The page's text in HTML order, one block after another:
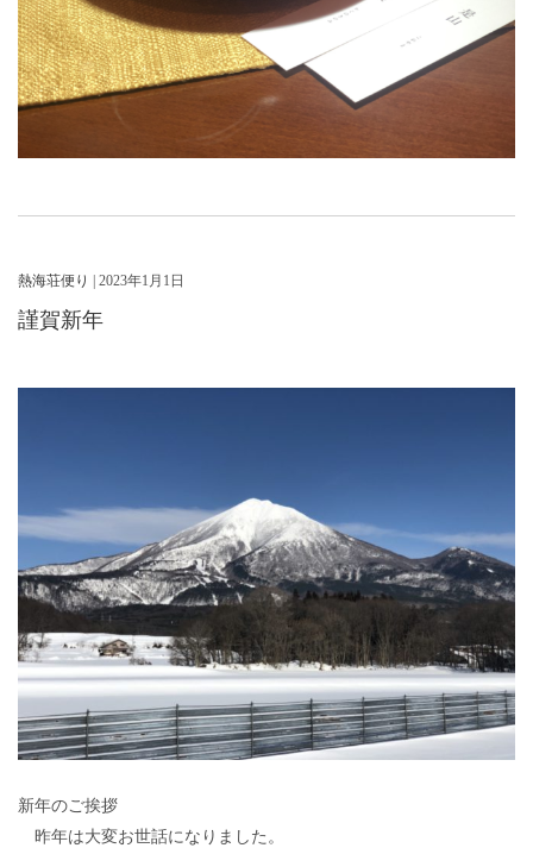
熱海荘便り | 2023年1月1日
謹賀新年
新年のご挨拶
昨年は大変お世話になりました。